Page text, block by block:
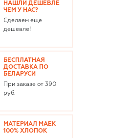
НАШЛИ ДЕШЕВЛЕ
ЧЕМ У НАС?
Сделаем еще
дешевле!
БЕСПЛАТНАЯ
ДОСТАВКА ПО
БЕЛАРУСИ
При заказе от 390
руб.
МАТЕРИАЛ МАЕК
100% ХЛОПОК